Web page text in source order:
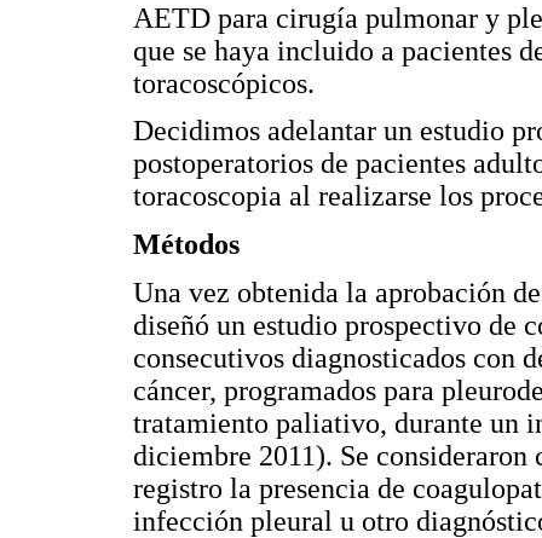
AETD para cirugía pulmonar y
que se haya incluido a pacientes
toracoscópicos.
Decidimos adelantar un estudio
postoperatorios de pacientes
toracoscopia al realizarse los
Métodos
Una vez obtenida la aprobación
diseñó un estudio prospectivo de
consecutivos diagnosticados con
cáncer, programados para
tratamiento paliativo, durante un
diciembre 2011). Se
registro la presencia de
infección pleural u otro